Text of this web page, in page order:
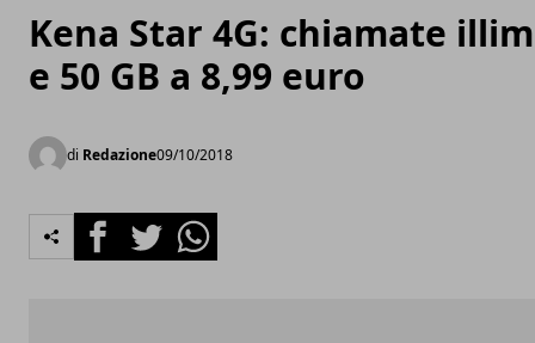
Kena Star 4G: chiamate
e 50 GB a 8,99 euro
di Redazione09/10/2018
FacebookTwitterWhatsapp